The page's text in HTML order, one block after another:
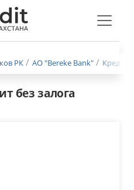
РК АО "Bereke Bank"
без залога